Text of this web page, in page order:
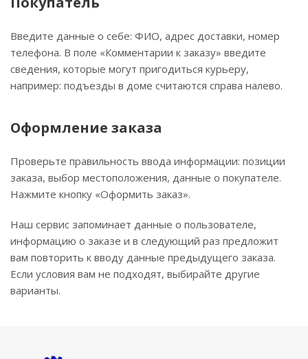
Введите данные о себе: ФИО, адрес доставки, номер
телефона. В поле «Комментарии к заказу» введите
сведения, которые могут пригодиться курьеру,
например: подъезды в доме считаются справа налево.
Оформление заказа
Проверьте правильность ввода информации: позиции
заказа, выбор местоположения, данные о покупателе.
Нажмите кнопку «Оформить заказ».
Наш сервис запоминает данные о пользователе,
информацию о заказе и в следующий раз предложит
вам повторить к вводу данные предыдущего заказа.
Если условия вам не подходят, выбирайте другие
варианты.